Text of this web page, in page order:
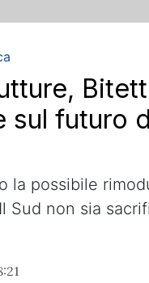
sul futuro
la possibile
Sud non sia